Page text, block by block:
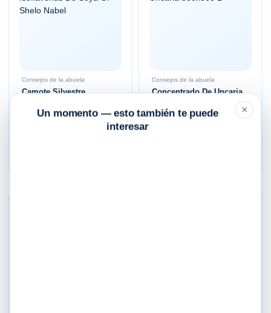
Consejos de la abuela
Camote Silvestre
Shelo Nabel
Consejos de la abuela
Concentrado De Uncaria
×
Un momento — esto también te puede
interesar